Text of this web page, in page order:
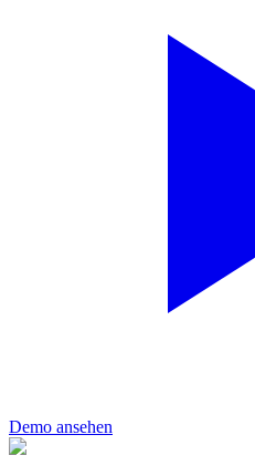
Demo ansehen